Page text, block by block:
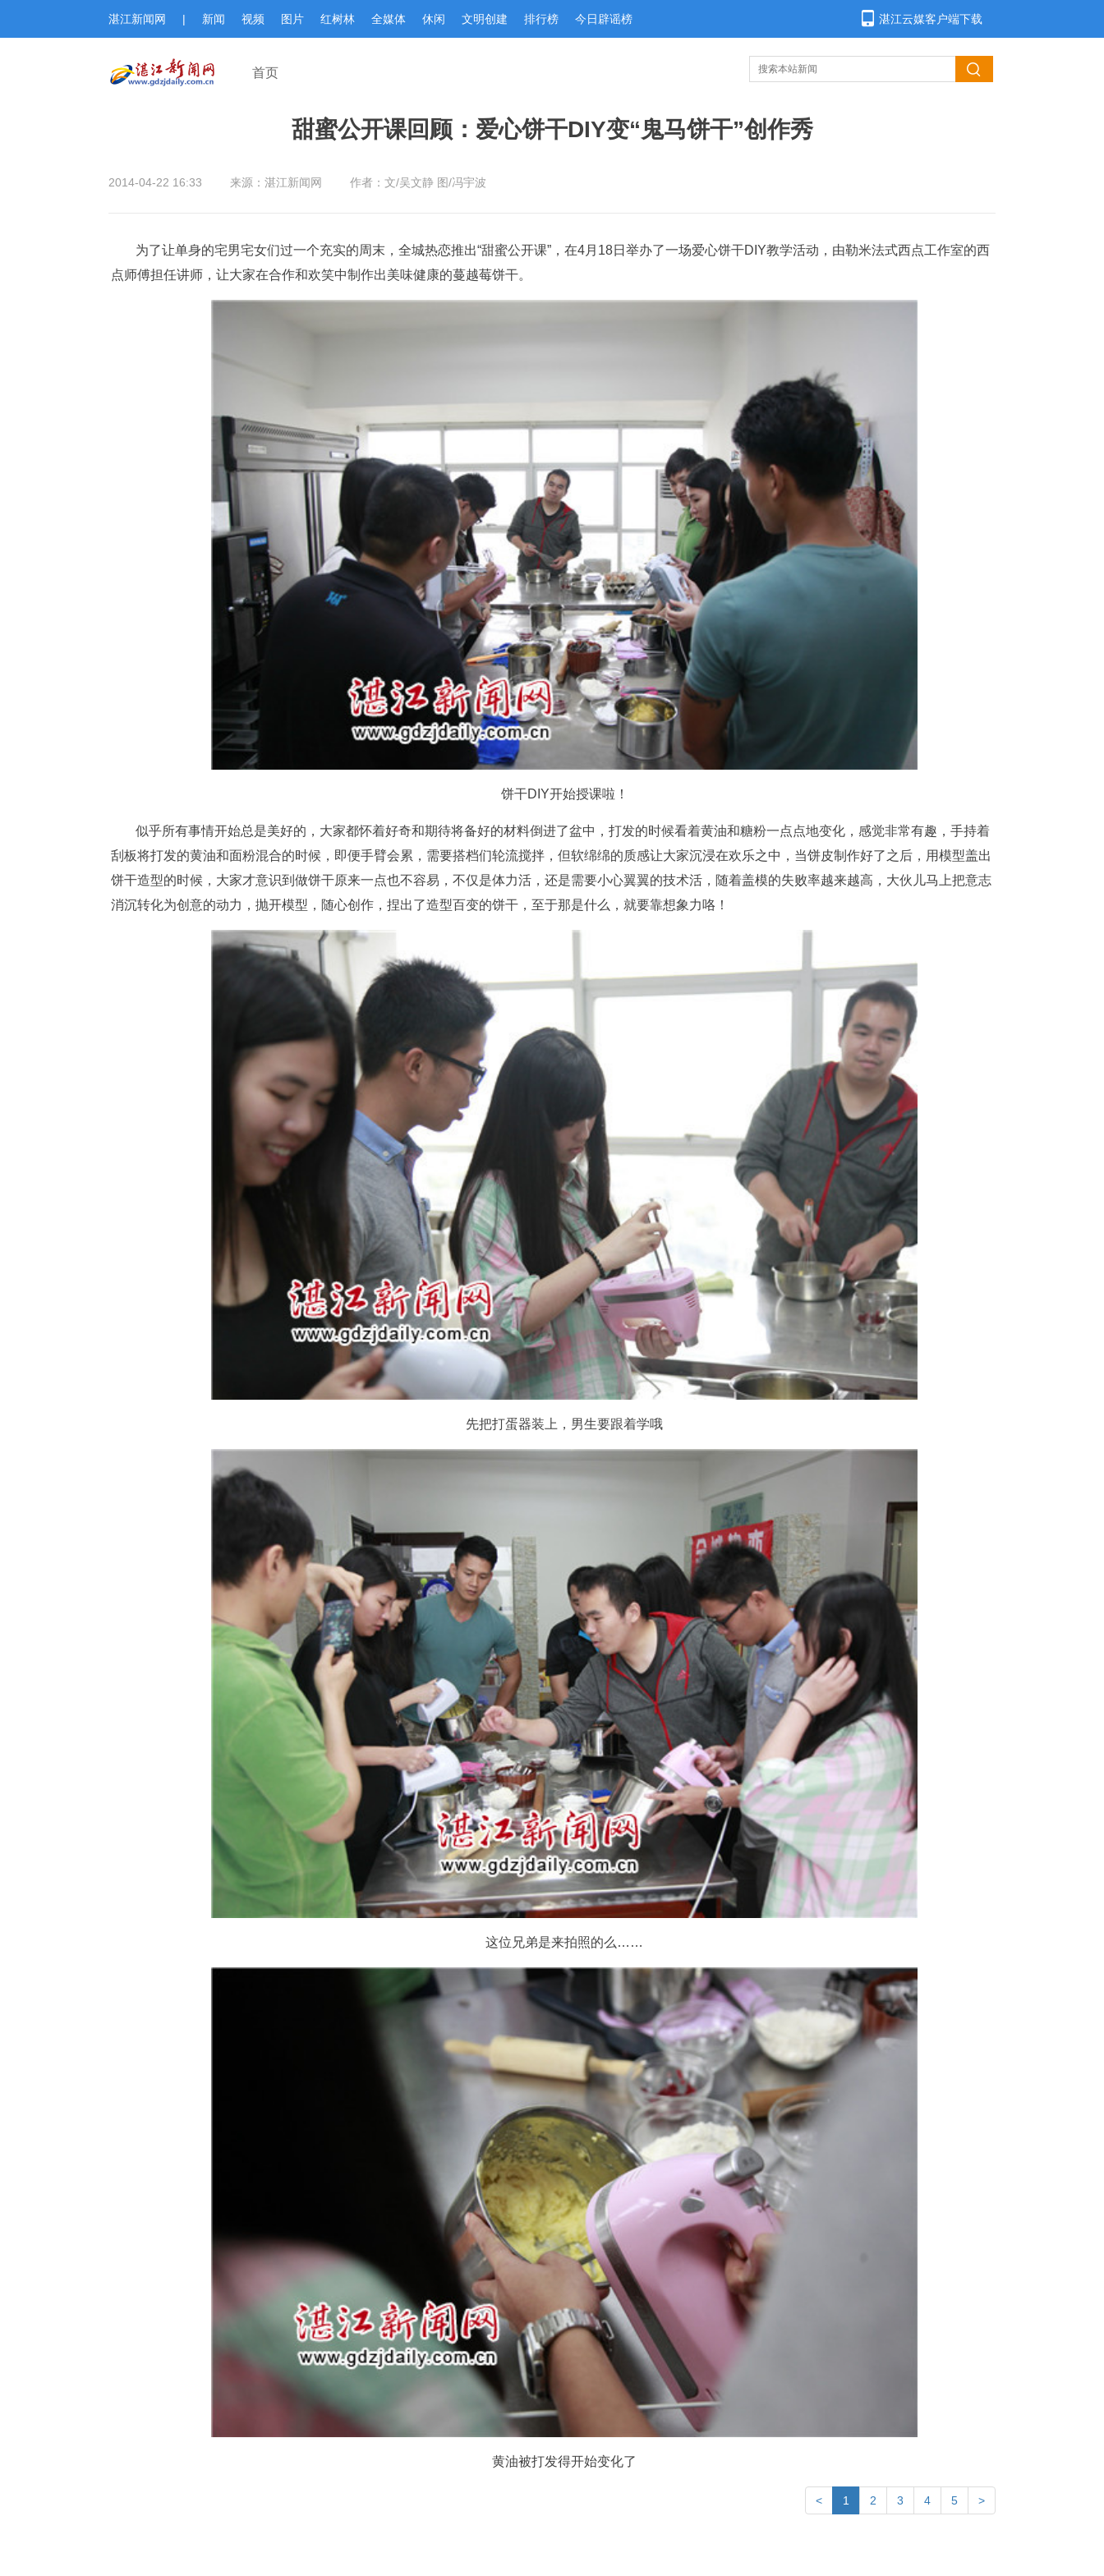
湛江新闻网 | 新闻 视频 图片 红树林 全媒体 休闲 文明创建 排行榜 今日辟谣榜 湛江云媒客户端下载
首页
甜蜜公开课回顾：爱心饼干DIY变“鬼马饼干”创作秀
2014-04-22 16:33 来源：湛江新闻网 作者：文/吴文静 图/冯宇波
为了让单身的宅男宅女们过一个充实的周末，全城热恋推出“甜蜜公开课”，在4月18日举办了一场爱心饼干DIY教学活动，由勒米法式西点工作室的西
点师傅担任讲师，让大家在合作和欢笑中制作出美味健康的蔓越莓饼干。
饼干DIY开始授课啦！
似乎所有事情开始总是美好的，大家都怀着好奇和期待将备好的材料倒进了盆中，打发的时候看着黄油和糖粉一点点地变化，感觉非常有趣，手持着
刮板将打发的黄油和面粉混合的时候，即便手臂会累，需要搭档们轮流搅拌，但软绵绵的质感让大家沉浸在欢乐之中，当饼皮制作好了之后，用模型盖出
饼干造型的时候，大家才意识到做饼干原来一点也不容易，不仅是体力活，还是需要小心翼翼的技术活，随着盖模的失败率越来越高，大伙儿马上把意志
消沉转化为创意的动力，抛开模型，随心创作，捏出了造型百变的饼干，至于那是什么，就要靠想象力咯！
先把打蛋器装上，男生要跟着学哦
这位兄弟是来拍照的么……
黄油被打发得开始变化了
< 1 2 3 4 5 >